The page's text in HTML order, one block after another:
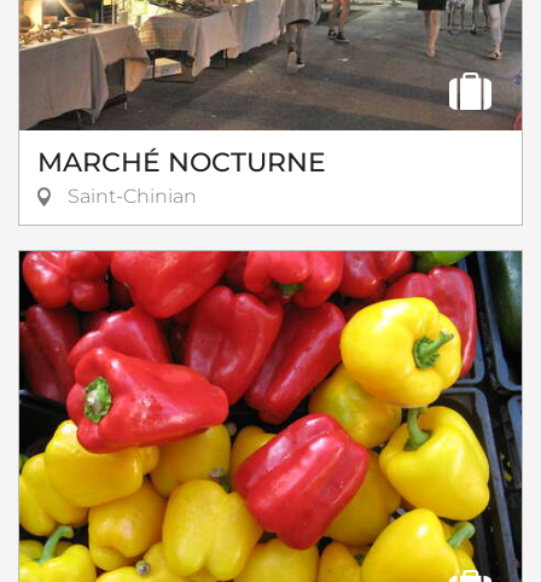
MARCHÉ NOCTURNE
Saint-Chinian